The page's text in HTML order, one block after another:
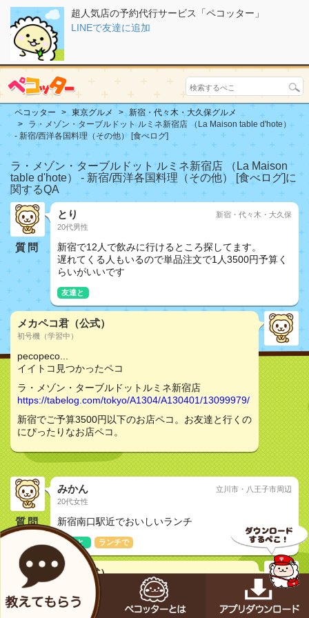
超人気店の予約代行サービス「ペコッター」
LINEで友達に追加
ペコッター 東京グルメ
新宿・代々木・大久保グルメ
ラ・メゾン・ターブルドット ルミネ新宿店 （La Maison table d'hote）
- 新宿/西洋各国料理（その他） [食べログ]
ラ・メゾン・ターブルドット ルミネ新宿店 （La Maison
table d'hote） - 新宿/西洋各国料理（その他） [食べログ]に
関するQA
質問
とり
20代男性
新宿・代々木・大久保
新宿で12人で飲みに行けるところ探してます。
遅れてくる人もいるので単品注文で1人3500円予算く
らいがいいです
友達と
メカペコ君（公式）
初号機（学習中）
pecopeco...
イイトコ見つかったペコ
ラ・メゾン・ターブルドットルミネ新宿店
https://tabelog.com/tokyo/A1304/A130401/13099979/
新宿でご予算3500円以下のお店ペコ。お友達と行くの
にぴったりなお店ペコ。
質問
みかん
20代女性
立川市・八王子市周辺
新宿南口駅近でおいしいランチ
友達と ランチで
メカペコ君（公式）
初号機（学習中）
pecopeco...